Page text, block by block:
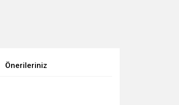
Önerileriniz